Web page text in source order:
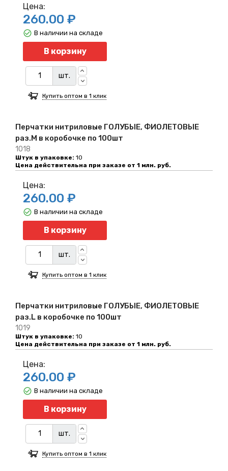
Перчатки нитриловые ГОЛУБЫЕ, ФИОЛЕТОВЫЕ
раз.M в коробочке по 100шт
1018
Штук в упаковке: 10
Цена действительна при заказе от 1 млн. руб.
Цена:
260.00 ₽
В корзину
шт.
В наличии на складе
Купить оптом в 1 клик
Перчатки нитриловые ГОЛУБЫЕ, ФИОЛЕТОВЫЕ
раз.L в коробочке по 100шт
1019
Штук в упаковке: 10
Цена действительна при заказе от 1 млн. руб.
Цена:
260.00 ₽
В корзину
шт.
В наличии на складе
Купить оптом в 1 клик
Цена:
260.00 ₽
В корзину
шт.
В наличии на складе
Купить оптом в 1 клик